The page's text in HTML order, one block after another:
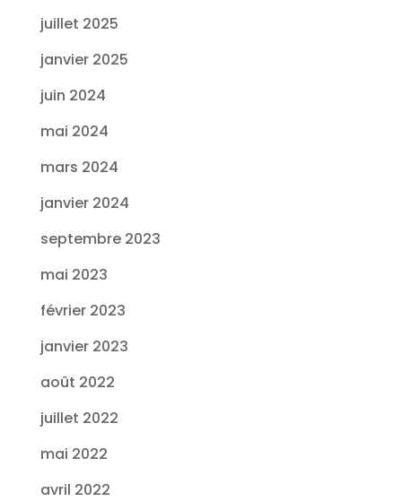
juillet 2025
janvier 2025
juin 2024
mai 2024
mars 2024
janvier 2024
septembre 2023
mai 2023
février 2023
janvier 2023
août 2022
juillet 2022
mai 2022
avril 2022